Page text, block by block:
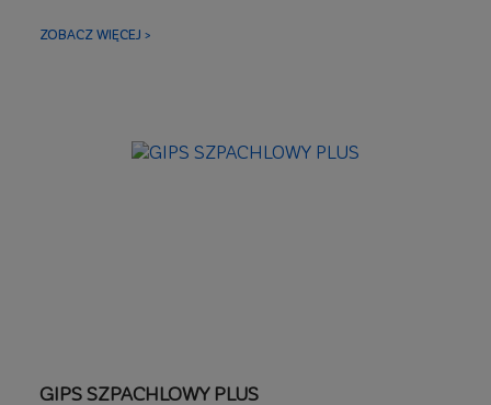
mechaniczna
ZOBACZ WIĘCEJ >
GIPS SZPACHLOWY PLUS